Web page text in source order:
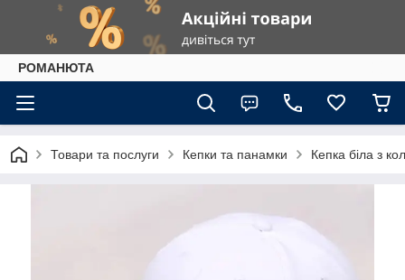
РОМАНЮТА
Товари та послуги Кепки та панамки Кепка біла з